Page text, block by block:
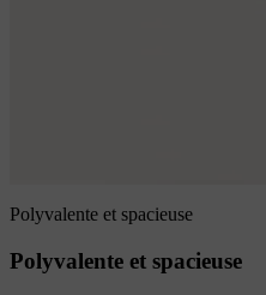
Polyvalente et spacieuse
Polyvalente et spacieuse